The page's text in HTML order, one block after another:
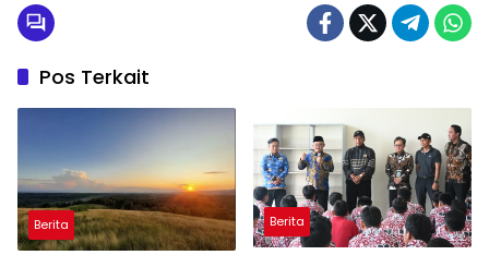
Pos Terkait
Berita Berita